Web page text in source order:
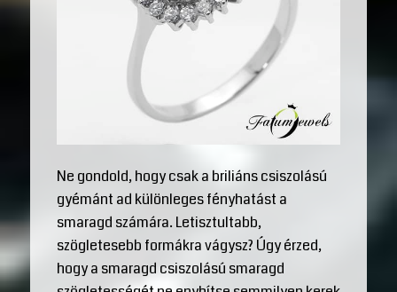
Ne gondold, hogy csak a briliáns csiszolású
gyémánt ad különleges fényhatást a
smaragd számára. Letisztultabb,
szögletesebb formákra vágysz? Úgy érzed,
hogy a smaragd csiszolású smaragd